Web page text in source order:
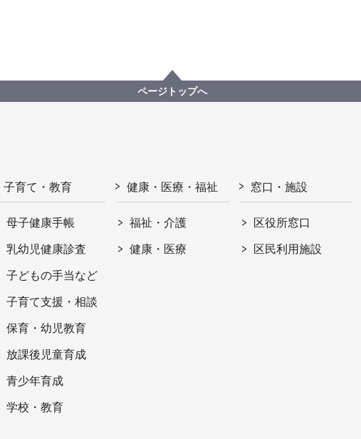
ページトップへ
子育て・教育
母子健康手帳
乳幼児健康診査
子どもの手当など
子育て支援・相談
保育・幼児教育
放課後児童育成
青少年育成
学校・教育
健康・医療・福祉
福祉・介護
健康・医療
窓口・施設
区役所窓口
区民利用施設